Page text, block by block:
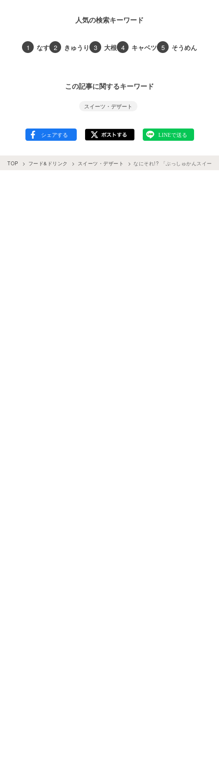
人気の検索キーワード
1 なす 2 きゅうり 3 大根 4 キャベツ 5 そうめん
この記事に関するキーワード
スイーツ・デザート
TOP フード&ドリンク スイーツ・デザート なにそれ!? 「ぶっしゅかんスイーツ